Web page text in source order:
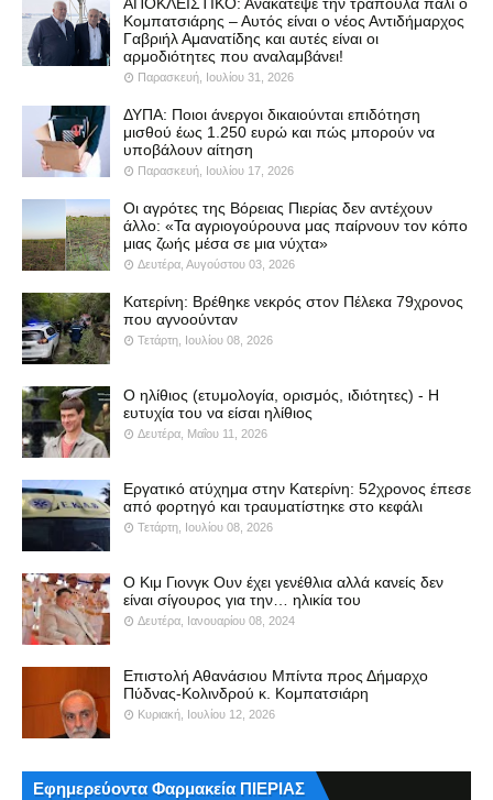
ΑΠΟΚΛΕΙΣΤΙΚΟ: Ανακάτεψε την τράπουλα πάλι ο
Κομπατσιάρης – Αυτός είναι ο νέος Αντιδήμαρχος
Γαβριήλ Αμανατίδης και αυτές είναι οι
αρμοδιότητες που αναλαμβάνει!
Παρασκευή, Ιουλίου 31, 2026
ΔΥΠΑ: Ποιοι άνεργοι δικαιούνται επιδότηση
μισθού έως 1.250 ευρώ και πώς μπορούν να
υποβάλουν αίτηση
Παρασκευή, Ιουλίου 17, 2026
Οι αγρότες της Βόρειας Πιερίας δεν αντέχουν
άλλο: «Τα αγριογούρουνα μας παίρνουν τον κόπο
μιας ζωής μέσα σε μια νύχτα»
Δευτέρα, Αυγούστου 03, 2026
Κατερίνη: Βρέθηκε νεκρός στον Πέλεκα 79χρονος
που αγνοούνταν
Τετάρτη, Ιουλίου 08, 2026
Ο ηλίθιος (ετυμολογία, ορισμός, ιδιότητες) - Η
ευτυχία του να είσαι ηλίθιος
Δευτέρα, Μαΐου 11, 2026
Εργατικό ατύχημα στην Κατερίνη: 52χρονος έπεσε
από φορτηγό και τραυματίστηκε στο κεφάλι
Τετάρτη, Ιουλίου 08, 2026
Ο Κιμ Γιονγκ Ουν έχει γενέθλια αλλά κανείς δεν
είναι σίγουρος για την… ηλικία του
Δευτέρα, Ιανουαρίου 08, 2024
Επιστολή Αθανάσιου Μπίντα προς Δήμαρχο
Πύδνας-Κολινδρού κ. Κομπατσιάρη
Κυριακή, Ιουλίου 12, 2026
Εφημερεύοντα Φαρμακεία ΠΙΕΡΙΑΣ